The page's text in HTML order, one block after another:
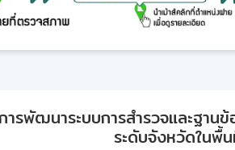
ารพัฒนาระบบการสำรวจและฐา
ระดับจังหวัดในพื้